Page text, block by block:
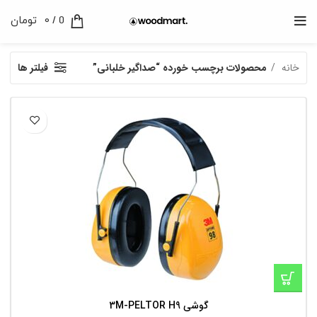
0
/
0 تومان
خانه محصولات برچسب خورده “صداگیر خلبانی” فیلتر ها
گوشی 3M-PELTOR H9